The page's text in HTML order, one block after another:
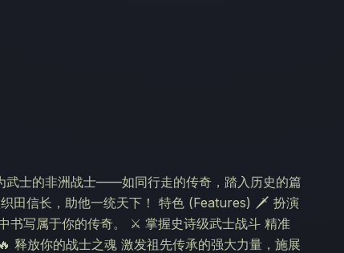
士的非洲战士——如同行走的传奇，踏入历史的篇
田信长，助他一统天下！ 特色 (Features) 🗡️ 扮演
书写属于你的传奇。 ⚔️ 掌握史诗级武士战斗 精准
释放你的战士之魂 激发祖先传承的强大力量，施展